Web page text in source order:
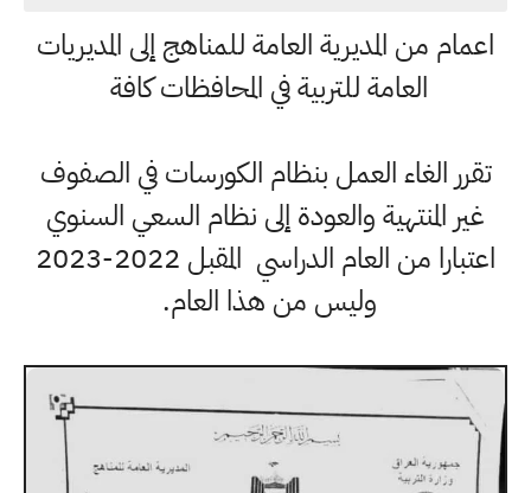
اعمام من المديرية العامة للمناهج إلى المديريات
العامة للتربية في المحافظات كافة
تقرر الغاء العمل بنظام الكورسات في الصفوف
غير المنتهية والعودة إلى نظام السعي السنوي
اعتبارا من العام الدراسي المقبل 2022-2023
وليس من هذا العام.